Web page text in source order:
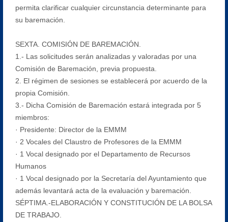
permita clarificar cualquier circunstancia determinante para
su baremación.
SEXTA. COMISIÓN DE BAREMACIÓN.
1.- Las solicitudes serán analizadas y valoradas por una
Comisión de Baremación, previa propuesta.
2. El régimen de sesiones se establecerá por acuerdo de la
propia Comisión.
3.- Dicha Comisión de Baremación estará integrada por 5
miembros:
· Presidente: Director de la EMMM
· 2 Vocales del Claustro de Profesores de la EMMM
· 1 Vocal designado por el Departamento de Recursos
Humanos
· 1 Vocal designado por la Secretaría del Ayuntamiento que
además levantará acta de la evaluación y baremación.
SÉPTIMA.-ELABORACIÓN Y CONSTITUCIÓN DE LA BOLSA
DE TRABAJO.